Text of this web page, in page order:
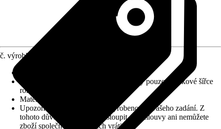
č. výrobku
Odběr možný pouze v celkové šířce
role!
Materiál
Upozornění: toto zboží bylo vyrobeno dle vašeho zadání. Z
tohoto důvodu nemůžete odstoupit od smlouvy ani nemůžete
zboží společnosti Hornbach vrátit.